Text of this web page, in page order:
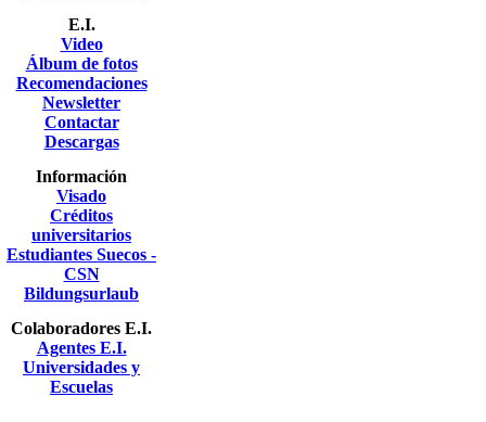
E.I.
Video
Álbum de fotos
Recomendaciones
Newsletter
Contactar
Descargas
Información
Visado
Créditos
universitarios
Estudiantes Suecos -
CSN
Bildungsurlaub
Colaboradores E.I.
Agentes E.I.
Universidades y
Escuelas